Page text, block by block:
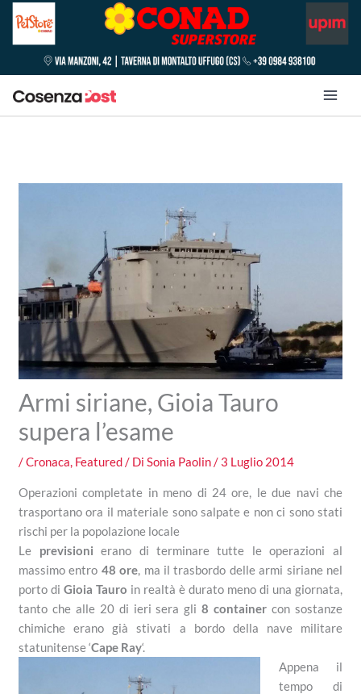
Armi siriane, Gioia Tauro
supera l’esame
/Cronaca, Featured/ DiSonia Paolin/ 3 Luglio 2014
Operazioni completate in meno di 24 ore, le due navi che
trasportano ora il materiale sono salpate e non ci sono stati
rischi per la popolazione locale
Le previsioni erano di terminare tutte le operazioni al
massimo entro 48 ore, ma il trasbordo delle armi siriane nel
porto diGioia Tauro in realtà è durato meno di una giornata,
tanto che alle 20 di ieri sera gli8 container con sostanze
chimiche erano già stivati a bordo della nave militare
statunitense ‘Cape Ray‘.
Appena il
tempo di